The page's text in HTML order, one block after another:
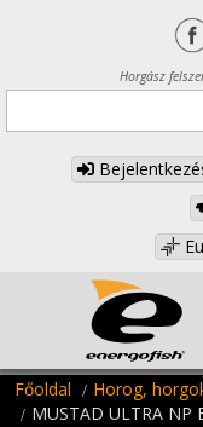
Horgász
Főoldal Horog,
MUSTAD ULTRA NP